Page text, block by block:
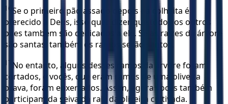
16 Se o primeiro pão assado depois da colheita é
oferecido a Deus, isso quer dizer que todos os outros
pães também são dedicados a ele. Se as raízes da árvore
são santas, também os ramos serão santos.
17 No entanto, alguns desses ramos da árvore foram
cortados, e vocês, que eram ramos de uma oliveira
brava, foram enxertados. Assim, agora vocês também
participam da seiva da raiz da oliveira cultivada.